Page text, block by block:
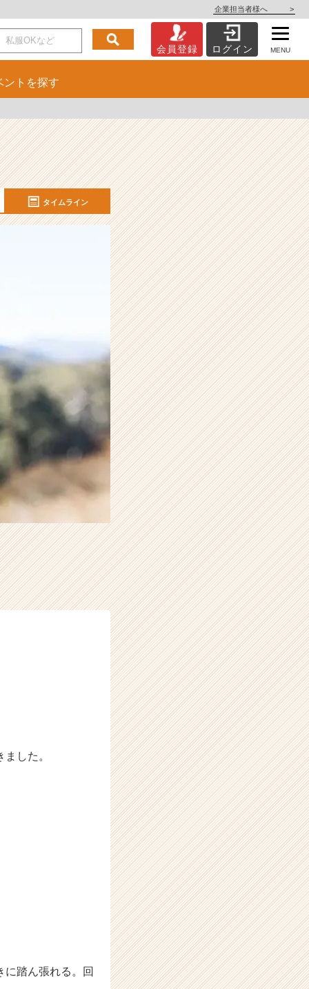
企業担当者様へ >
会員登録 ログイン MENU
ント を探す
タイムライン
した。
踏ん張れる。回